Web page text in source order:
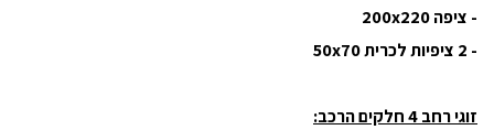
- ציפה 200x220
- 2 ציפיות לכרית 50x70
זוגי רחב 4 חלקים הרכב: